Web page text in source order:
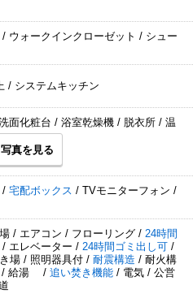
ウォークインクローゼット / シュー
/ システムキッチン
面化粧台 / 浴室乾燥機 / 脱衣所 / 温
写真を見る
/ 宅配ボックス / TVモニターフォン /
/ エアコン / フローリング / 24時間
/ エレベーター / 24時間ゴミ出し可 /
場 / 照明器具付 / 耐震構造 / 耐火構
/ 給湯 / 追い焚き機能 / 電気 / 公営